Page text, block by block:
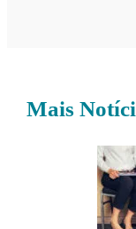
Mais